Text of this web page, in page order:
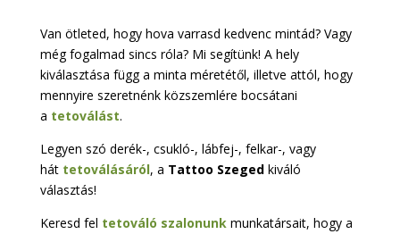
Van ötleted, hogy hova varrasd kedvenc mintád? Vagy
még fogalmad sincs róla? Mi segítünk! A hely
kiválasztása függ a minta méretétől, illetve attól, hogy
mennyire szeretnénk közszemlére bocsátani
a tetoválást.
Legyen szó derék-, csukló-, lábfej-, felkar-, vagy
háttetoválásáról, a Tattoo Szegedkiváló
választás!
Keresd fel tetováló szalonunkmunkatársait, hogy a